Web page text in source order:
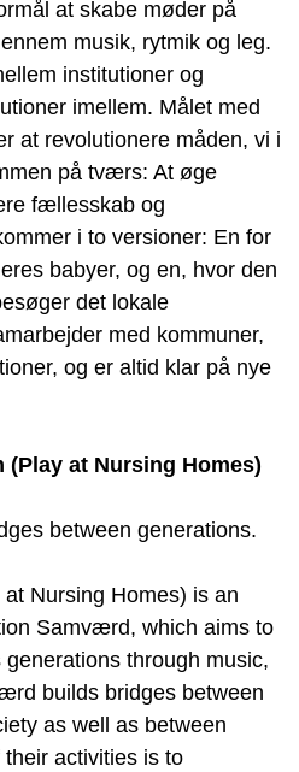
at skabe møder på
musik, rytmik og leg.
institutioner og
imellem. Målet med
at revolutionere måden, vi i
på tværs: At øge
fællesskab og
i to versioner: En for
babyer, og en, hvor den
det lokale
med kommuner,
og er altid klar på nye
(Play at Nursing Homes)
between generations.
Nursing Homes) is an
Samværd, which aims to
through music,
builds bridges between
as well as between
activities is to